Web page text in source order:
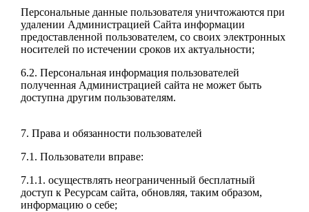
Персональные данные пользователя уничтожаются при
удалении Администрацией Сайта информации
предоставленной пользователем, со своих электронных
носителей по истечении сроков их актуальности;
6.2. Персональная информация пользователей
полученная Администрацией сайта не может быть
доступна другим пользователям.
7. Права и обязанности пользователей
7.1. Пользователи вправе:
7.1.1. осуществлять неограниченный бесплатный
доступ к Ресурсам сайта, обновляя, таким образом,
информацию о себе;